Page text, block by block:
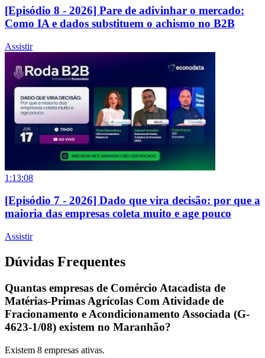
[Episódio 8 - 2026] Pare de adivinhar o mercado:
Como IA e dados substituem o achismo no B2B
Assistir
1:13:08
[Episódio 7 - 2026] Dado que vira decisão: por que a
maioria das empresas coleta muito e age pouco
Assistir
Dúvidas Frequentes
Quantas empresas de Comércio Atacadista de
Matérias-Primas Agrícolas Com Atividade de
Fracionamento e Acondicionamento Associada (G-
4623-1/08) existem no Maranhão?
Existem 8 empresas ativas.